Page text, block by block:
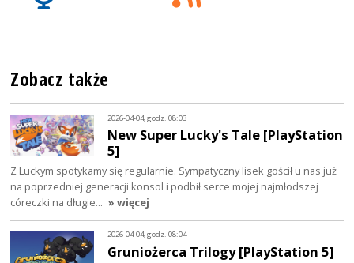
Zobacz także
2026-04-04, godz. 08:03
New Super Lucky's Tale [PlayStation
5]
Z Luckym spotykamy się regularnie. Sympatyczny lisek gościł u nas już
na poprzedniej generacji konsol i podbił serce mojej najmłodszej
córeczki na długie… » więcej
2026-04-04, godz. 08:04
Gruniożerca Trilogy [PlayStation 5]